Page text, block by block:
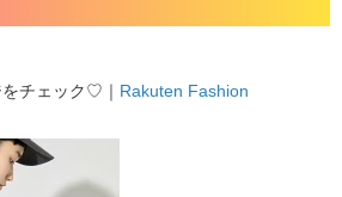
チェック♡｜ Rakuten Fashion